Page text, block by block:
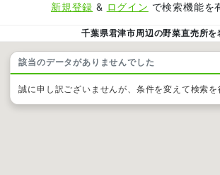
新規登録 & ログイン で検索機能を
千葉県君津市周辺の野菜直売所を
該当のデータがありませんでした
誠に申し訳ございませんが、条件を変えて検索を